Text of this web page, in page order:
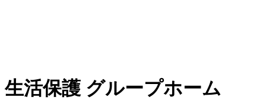
生活保護 グループホーム